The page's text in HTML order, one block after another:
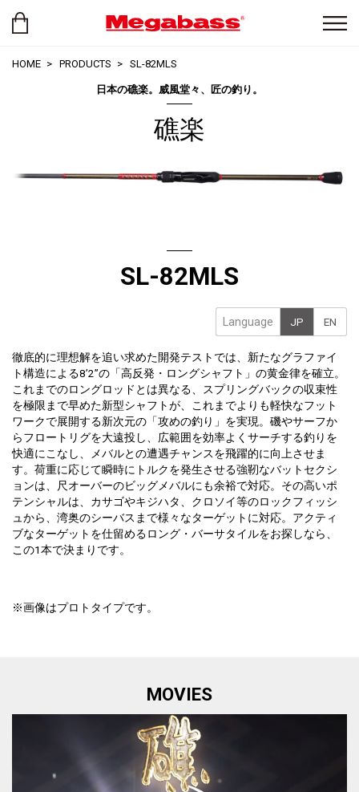
HOME PRODUCTS SL-82MLS
日本の礁楽。威風堂々、匠の釣り。
礁楽
SL-82MLS
Language JP EN
徹底的に理想解を追い求めた開発テストでは、新たなグラファイ
ト構造による8’2”の「高反発・ロングシャフト」の黄金律を確立。
これまでのロングロッドとは異なる、スプリングバックの収束性
を極限まで早めた新型シャフトが、これまでよりも軽快なフット
ワークで展開する新次元の「攻めの釣り」を実現。磯やサーフか
らフロートリグを大遠投し、広範囲を効率よくサーチする釣りを
快適にこなし、メバルとの遭遇チャンスを飛躍的に向上させま
す。荷重に応じて瞬時にトルクを発生させる強靭なバットセクシ
ョンは、尺オーバーのビッグメバルにも余裕で対応。その高いポ
テンシャルは、カサゴやキジハタ、クロソイ等のロックフィッシ
ュから、湾奥のシーバスまで様々なターゲットに対応。アクティ
ブなターゲットを仕留めるロング・バーサタイルをお探しなら、
この1本で決まりです。
※画像はプロトタイプです。
MOVIES